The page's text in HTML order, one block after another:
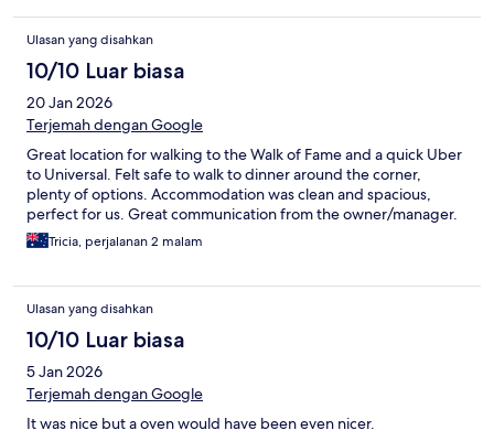
Ulasan yang disahkan
10/10 Luar biasa
20 Jan 2026
Terjemah dengan Google
Great location for walking to the Walk of Fame and a quick Uber
to Universal. Felt safe to walk to dinner around the corner,
plenty of options. Accommodation was clean and spacious,
perfect for us. Great communication from the owner/manager.
Tricia, perjalanan 2 malam
Ulasan yang disahkan
10/10 Luar biasa
5 Jan 2026
Terjemah dengan Google
It was nice but a oven would have been even nicer.